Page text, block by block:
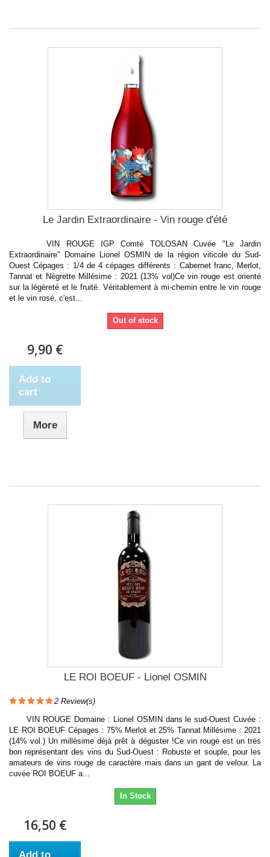
Le Jardin Extraordinaire - Vin rouge d'été
VIN ROUGE IGP Comté TOLOSAN Cuvée "Le Jardin
Extraordinaire" Domaine Lionel OSMIN de la région viticole du Sud-
Ouest Cépages : 1/4 de 4 cépages différents : Cabernet franc, Merlot,
Tannat et Négrette Millésime : 2021 (13% vol)Ce vin rouge est orienté
sur la légèreté et le fruité. Véritablement à mi-chemin entre le vin rouge
et le vin rosé, c'est...
Out of stock
9,90 €
Add to
cart
More
LE ROI BOEUF - Lionel OSMIN
2 Review(s)
VIN ROUGE Domaine : Lionel OSMIN dans le sud-Ouest Cuvée :
LE ROI BOEUF Cépages : 75% Merlot et 25% Tannat Millésime : 2021
(14% vol.) Un millésime déjà prêt à déguster !Ce vin rouge est un très
bon représentant des vins du Sud-Ouest : Robuste et souple, pour les
amateurs de vins rouge de caractère mais dans un gant de velour. La
cuvée ROI BOEUF a...
In Stock
16,50 €